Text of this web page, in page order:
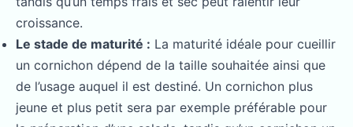
croissance.
Le stade de maturité : La maturité idéale pour cueillir
un cornichon dépend de la taille souhaitée ainsi que
de l’usage auquel il est destiné. Un cornichon plus
jeune et plus petit sera par exemple préférable pour